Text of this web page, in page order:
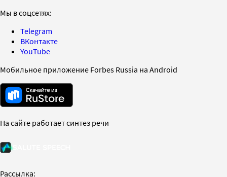
Мы в соцсетях:
Telegram
ВКонтакте
YouTube
Мобильное приложение Forbes Russia на Android
На сайте работает синтез речи
Рассылка: